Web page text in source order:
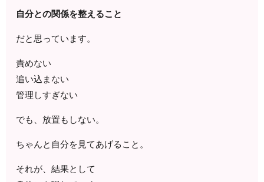
自分との関係を整えること
だと思っています。
責めない
追い込まない
管理しすぎない
でも、放置もしない。
ちゃんと自分を見てあげること。
それが、結果として